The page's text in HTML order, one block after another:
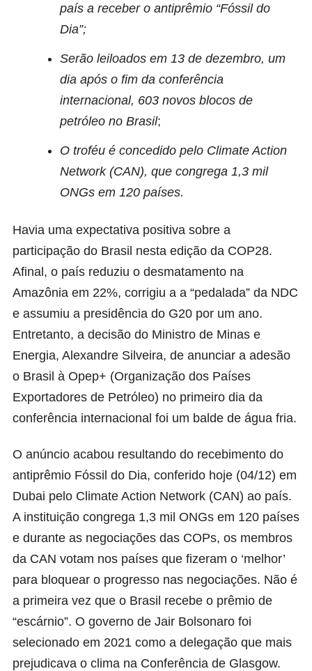
país a receber o antiprêmio “Fóssil do
Dia”;
Serão leiloados em 13 de dezembro, um
dia após o fim da conferência
internacional, 603 novos blocos de
petróleo no Brasil;
O troféu é concedido pelo Climate Action
Network (CAN), que congrega 1,3 mil
ONGs em 120 países.
Havia uma expectativa positiva sobre a
participação do Brasil nesta edição da COP28.
Afinal, o país reduziu o desmatamento na
Amazônia em 22%, corrigiu a a “pedalada” da NDC
e assumiu a presidência do G20 por um ano.
Entretanto, a decisão do Ministro de Minas e
Energia, Alexandre Silveira, de anunciar a adesão
o Brasil à Opep+ (Organização dos Países
Exportadores de Petróleo) no primeiro dia da
conferência internacional foi um balde de água fria.
O anúncio acabou resultando do recebimento do
antiprêmio Fóssil do Dia, conferido hoje (04/12) em
Dubai pelo Climate Action Network (CAN) ao país.
A instituição congrega 1,3 mil ONGs em 120 países
e durante as negociações das COPs, os membros
da CAN votam nos países que fizeram o ‘melhor’
para bloquear o progresso nas negociações. Não é
a primeira vez que o Brasil recebe o prêmio de
“escárnio”. O governo de Jair Bolsonaro foi
selecionado em 2021 como a delegação que mais
prejudicava o clima na Conferência de Glasgow.